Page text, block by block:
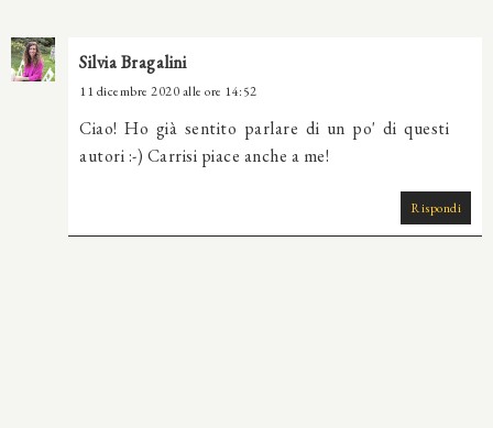
Silvia Bragalini
11 dicembre 2020 alle ore 14:52
Ciao! Ho già sentito parlare di un po' di questi
autori :-) Carrisi piace anche a me!
Rispondi